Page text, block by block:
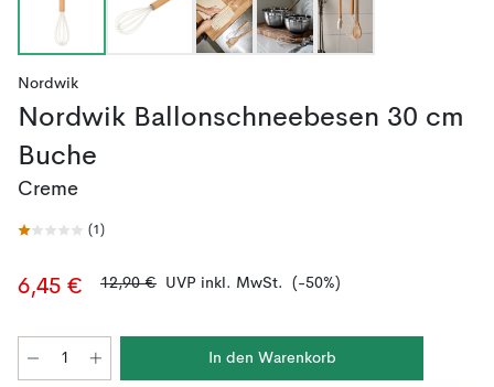
Nordwik
Nordwik Ballonschneebesen 30 cm
Buche
Creme
(1 )
6,45 € 12,90 € UVP inkl. MwSt. (-50%)
In den Warenkorb